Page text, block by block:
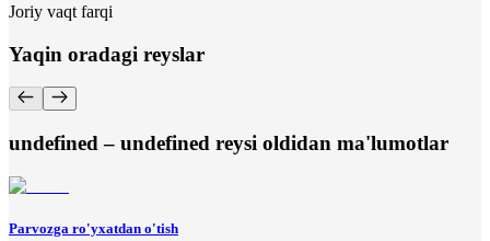
Joriy vaqt farqi
Yaqin oradagi reyslar
undefined – undefined reysi oldidan ma'lumotlar
Parvozga ro'yxatdan o'tish